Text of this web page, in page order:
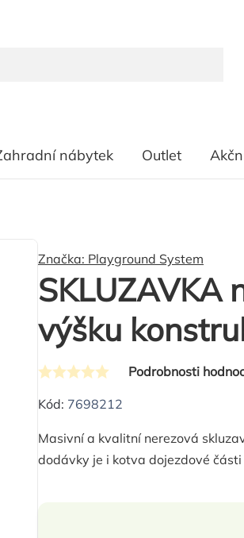
nábytek Outlet
SKLUZAVKA
výšku
Průměrné
hodnocení
je
0,0
Podrobnosti
Značka: Playground System
Kód: 7698212
Masivní a kvalitní nerezová
dodávky je i kotva dojezdové